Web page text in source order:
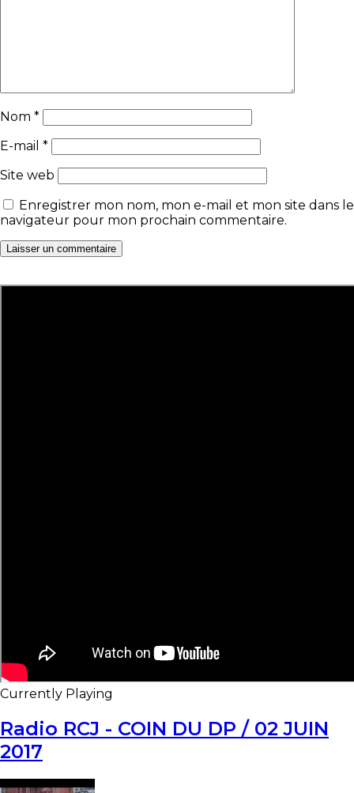
Nom *
E-mail *
Site web
Enregistrer mon nom, mon e-mail et mon site dans le
navigateur pour mon prochain commentaire.
Currently Playing
Radio RCJ - COIN DU DP / 02 JUIN
2017